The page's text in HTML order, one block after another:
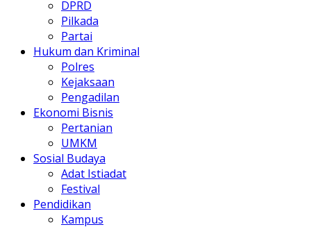
DPRD
Pilkada
Partai
Hukum dan Kriminal
Polres
Kejaksaan
Pengadilan
Ekonomi Bisnis
Pertanian
UMKM
Sosial Budaya
Adat Istiadat
Festival
Pendidikan
Kampus